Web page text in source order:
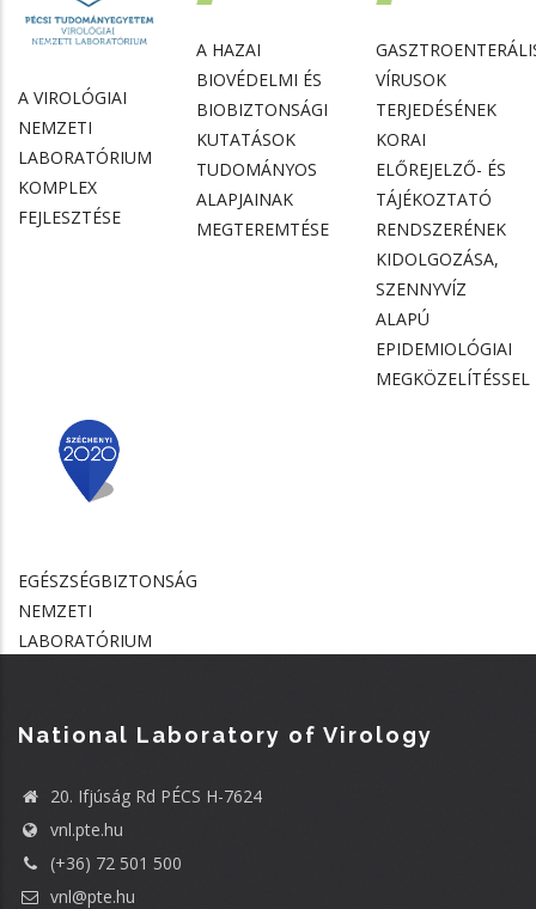
A VIROLÓGIAI
NEMZETI
LABORATÓRIUM
KOMPLEX
FEJLESZTÉSE
A HAZAI
BIOVÉDELMI ÉS
BIOBIZTONSÁGI
KUTATÁSOK
TUDOMÁNYOS
ALAPJAINAK
MEGTEREMTÉSE
VÍRUSOK
TERJEDÉSÉNEK
KORAI
ELŐREJELZŐ- ÉS
TÁJÉKOZTATÓ
RENDSZERÉNEK
KIDOLGOZÁSA,
SZENNYVÍZ
ALAPÚ
EPIDEMIOLÓGIAI
MEGKÖZELÍTÉSSEL
EGÉSZSÉGBIZTONSÁG
NEMZETI
LABORATÓRIUM
National Laboratory of Virology
20. Ifjúság Rd PÉCS H-7624
vnl.pte.hu
(+36) 72 501 500
vnl@pte.hu